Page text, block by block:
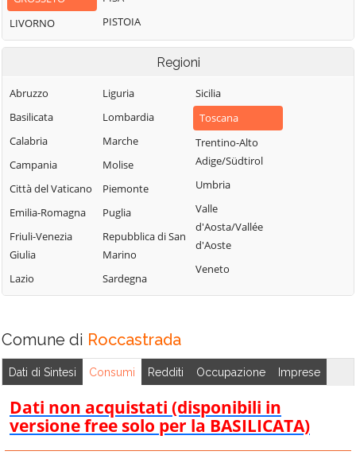
LIVORNO
PISTOIA
Regioni
Abruzzo
Basilicata
Calabria
Campania
Città del Vaticano
Emilia-Romagna
Friuli-Venezia
Giulia
Lazio
Liguria
Lombardia
Marche
Molise
Piemonte
Puglia
Repubblica di San
Marino
Sardegna
Sicilia
Toscana
Trentino-Alto
Adige/Südtirol
Umbria
Valle
d'Aosta/Vallée
d'Aoste
Veneto
Comune di Roccastrada
Dati di Sintesi Consumi Redditi Occupazione Imprese
Dati non acquistati (disponibili in
versione free solo per la BASILICATA)